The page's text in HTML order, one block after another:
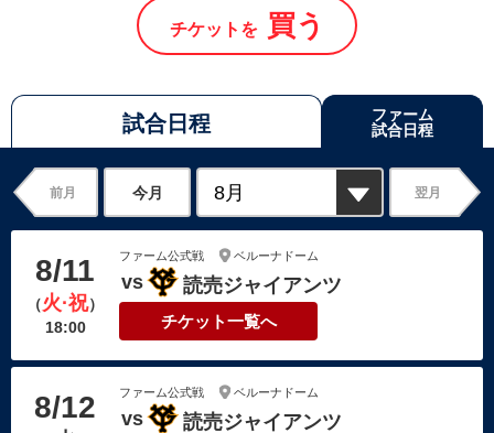
チケットを 買う
試合日程
ファーム
試合日程
前月 今月 翌月
8/11
（火·祝）
18:00
ファーム公式戦 ベルーナドーム
読売ジャイアンツ
チケット一覧へ
8/12 ファーム公式戦 ベルーナドーム
読売ジャイアンツ